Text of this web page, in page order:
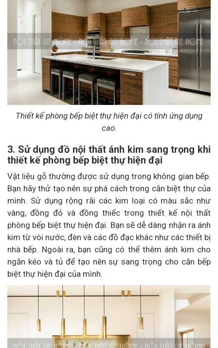
Thiết kế phòng bếp biệt thự hiện đại có tính ứng dụng
cao.
3. Sử dụng đồ nội thất ánh kim sang trọng khi
thiết kế phòng bếp biệt thự hiện đại
Vật liệu gỗ thường được sử dụng trong không gian bếp.
Bạn hãy thử tạo nên sự phá cách trong căn biệt thự của
mình. Sử dụng rộng rãi các kim loại có màu sắc như
vàng, đồng đỏ và đồng thiếc trong thiết kế nội thất
phòng bếp biệt thự hiện đại. Bạn sẽ dễ dàng nhận ra ánh
kim từ vòi nước, đèn và các đồ đạc khác như các thiết bị
nhà bếp. Ngoài ra, bạn cũng có thể thêm ánh kim cho
ngăn kéo và tủ để tạo nên sự sang trọng cho căn bếp
biệt thự hiện đại của mình.